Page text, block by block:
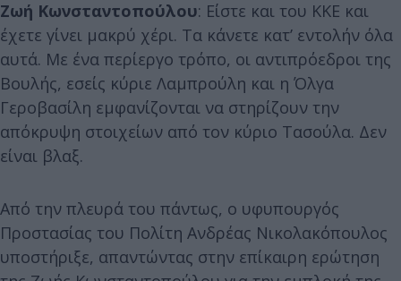
Ζωή Κωνσταντοπούλου: Είστε και του ΚΚΕ και
έχετε γίνει μακρύ χέρι. Τα κάνετε κατ’ εντολήν όλα
αυτά. Με ένα περίεργο τρόπο, οι αντιπρόεδροι της
Βουλής, εσείς κύριε Λαμπρούλη και η Όλγα
Γεροβασίλη εμφανίζονται να στηρίζουν την
απόκρυψη στοιχείων από τον κύριο Τασούλα. Δεν
είναι βλαξ.
Από την πλευρά του πάντως, ο υφυπουργός
Προστασίας του Πολίτη Ανδρέας Νικολακόπουλος
υποστήριξε, απαντώντας στην επίκαιρη ερώτηση